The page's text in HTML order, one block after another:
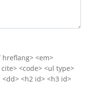
hreflang> <em>
<code> <ul type>
<h2 id> <h3 id>